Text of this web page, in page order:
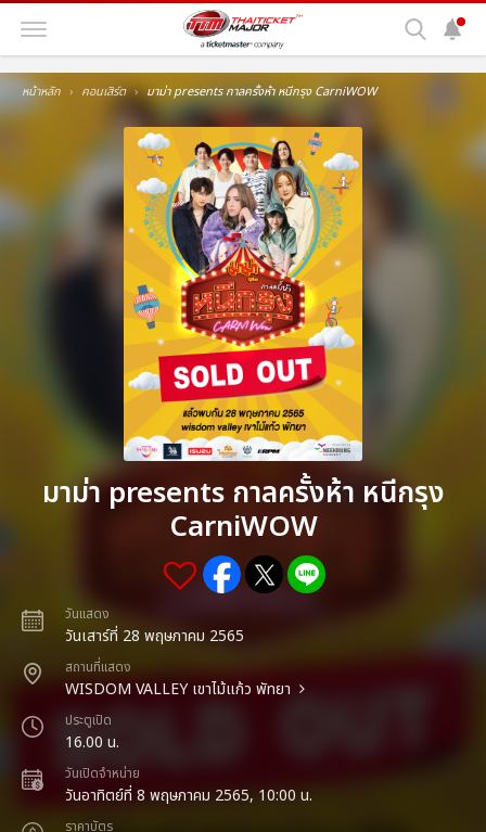
หน้าหลัก คอนเสิร์ต มาม่า presents กาลครั้งห้า หนีกรุง CarniWOW
มาม่า presents กาลครั้งห้า หนีกรุง
CarniWOW
วันแสดง
วันเสาร์ที่ 28 พฤษภาคม 2565
สถานที่แสดง
WISDOM VALLEY เขาไม้แก้ว พัทยา
ประตูเปิด
16.00 น.
วันเปิดจำหน่าย
วันอาทิตย์ที่ 8 พฤษภาคม 2565, 10:00 น.
ราคาบัตร